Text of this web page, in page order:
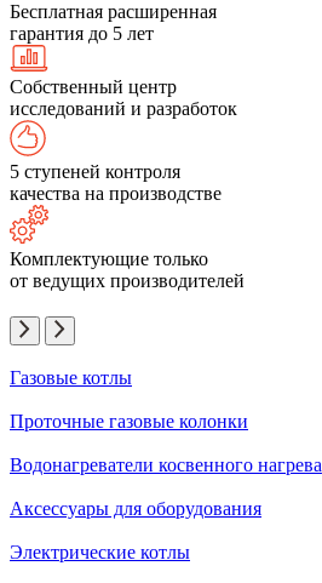
Бесплатная расширенная
гарантия до 5 лет
Собственный центр
исследований и разработок
5 ступеней контроля
качества на производстве
Комплектующие только
от ведущих производителей
Газовые котлы
Проточные газовые колонки
Водонагреватели косвенного нагрева
Аксессуары для оборудования
Электрические котлы